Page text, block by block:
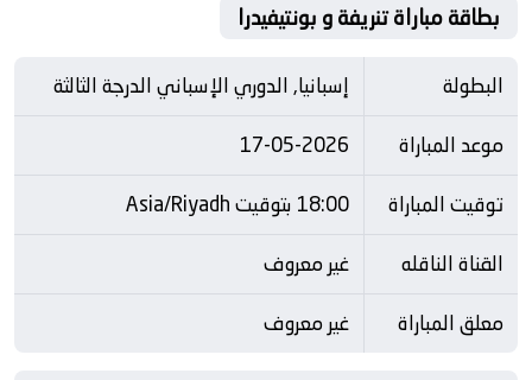
بطاقة مباراة تنريفة و بونتيفيدرا
البطولة
إسبانيا, الدوري الإسباني الدرجة الثالثة
موعد المباراة
17-05-2026
توقيت المباراة
18:00 بتوقيت Asia/Riyadh
القناة الناقله
غير معروف
معلق المباراة
غير معروف